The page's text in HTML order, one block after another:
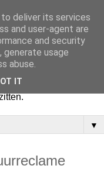
terras en drink een
met een
dat kan ook als
▼
deliver its services
and user-agent are
and security
usage
abuse.
IT